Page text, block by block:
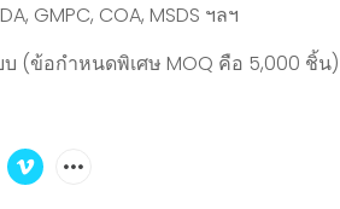
GMPC, COA, MSDS ฯลฯ
(ข้อกำหนดพิเศษ MOQ คือ 5,000 ชิ้น)